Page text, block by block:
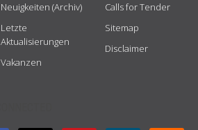
Neuigkeiten (Archiv)
Letzte
Aktualisierungen
Vakanzen
Calls for Tender
Sitemap
Disclaimer